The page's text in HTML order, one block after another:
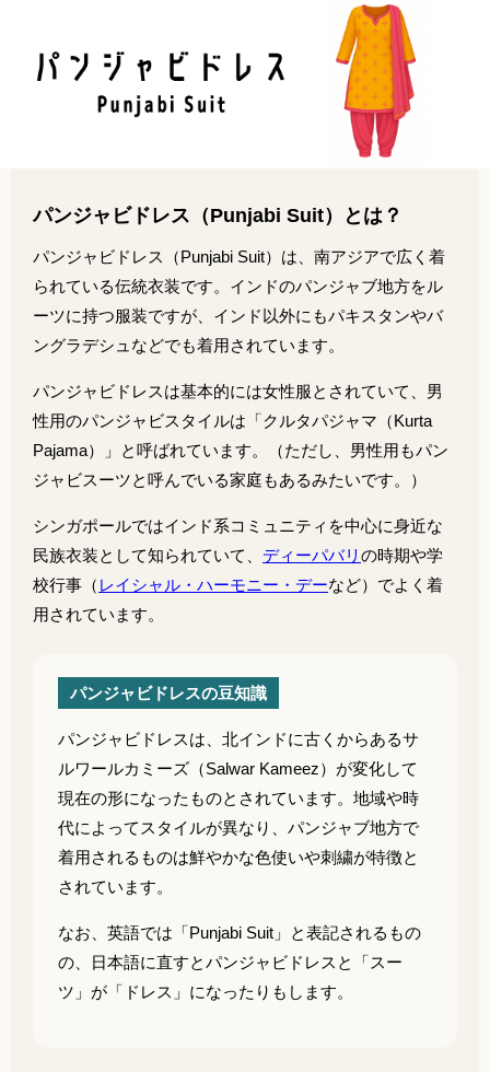
パンジャビドレス（Punjabi Suit）とは？
パンジャビドレス（Punjabi Suit）は、南アジアで広く着
られている伝統衣装です。インドのパンジャブ地方をル
ーツに持つ服装ですが、インド以外にもパキスタンやバ
ングラデシュなどでも着用されています。
パンジャビドレスは基本的には女性服とされていて、男
性用のパンジャビスタイルは「クルタパジャマ（Kurta
Pajama）」と呼ばれています。（ただし、男性用もパン
ジャビスーツと呼んでいる家庭もあるみたいです。）
シンガポールではインド系コミュニティを中心に身近な
民族衣装として知られていて、 ディーパバリ の時期や学
校行事（ レイシャル・ハーモニー・デーなど）でよく着
用されています。
パンジャビドレスの豆知識
パンジャビドレスは、北インドに古くからあるサ
ルワールカミーズ（Salwar Kameez）が変化して
現在の形になったものとされています。地域や時
代によってスタイルが異なり、パンジャブ地方で
着用されるものは鮮やかな色使いや刺繍が特徴と
されています。
なお、英語では「Punjabi Suit」と表記されるもの
の、日本語に直すとパンジャビドレスと「スー
ツ」が「ドレス」になったりもします。